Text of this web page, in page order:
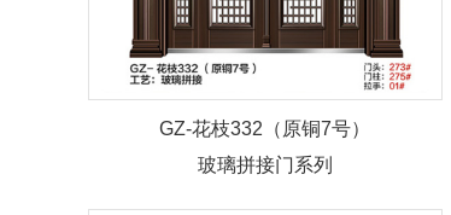
GZ-花枝332（原铜7号）
玻璃拼接门系列